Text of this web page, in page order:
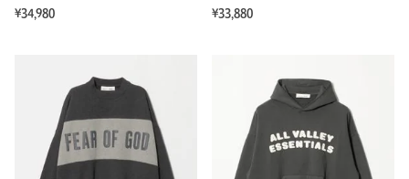
¥34,980
¥33,880